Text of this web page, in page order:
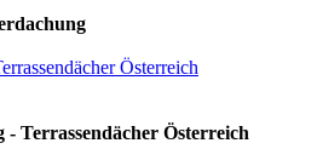
- Terrassendächer Österreich